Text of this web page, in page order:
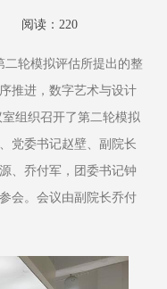
阅读： 220
二轮模拟评估所提出的整
推进，数字艺术与设计
室组织召开了第二轮模拟
党委书记赵壁、副院长
、乔付军，团委书记钟
会。会议由副院长乔付